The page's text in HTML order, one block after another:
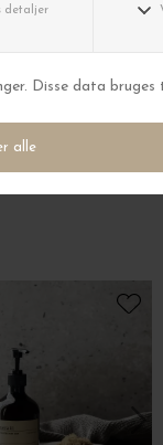
DKK 229,95